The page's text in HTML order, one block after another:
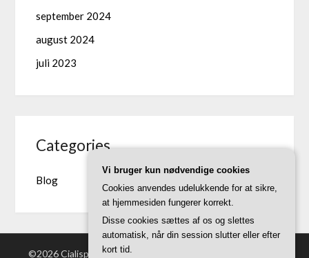
september 2024
august 2024
juli 2023
Categories
Blog
©2026 Cialispriser.dk| Powered by WordPress and
Vi bruger kun nødvendige cookies
Cookies anvendes udelukkende for at sikre,
at hjemmesiden fungerer korrekt.
Disse cookies sættes af os og slettes
automatisk, når din session slutter eller efter
kort tid.